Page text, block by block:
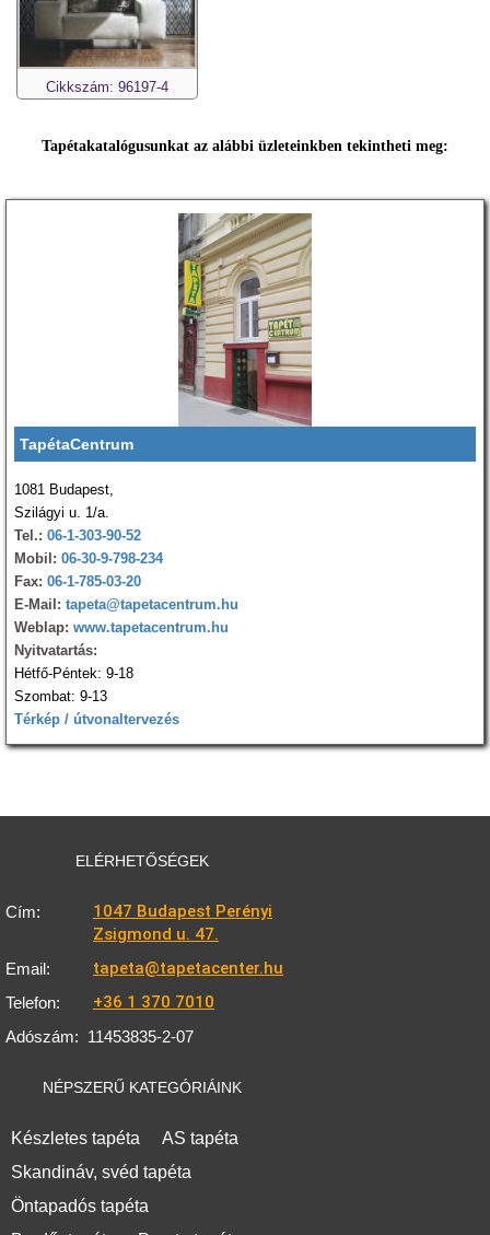
Cikkszám: 96197-4
Tapétakatalógusunkat az alábbi üzleteinkben tekintheti meg:
TapétaCentrum
1081 Budapest,
Szilágyi u. 1/a.
Tel.: 06-1-303-90-52
Mobil: 06-30-9-798-234
Fax: 06-1-785-03-20
E-Mail: tapeta@tapetacentrum.hu
Weblap: www.tapetacentrum.hu
Nyitvatartás:
Hétfő-Péntek: 9-18
Szombat: 9-13
Térkép / útvonaltervezés
ELÉRHETŐSÉGEK
Cím:
1047 Budapest Perényi
Zsigmond u. 47.
Email: tapeta@tapetacenter.hu
Telefon: +36 1 370 7010
Adószám: 11453835-2-07
NÉPSZERŰ KATEGÓRIÁINK
Készletes tapéta
AS tapéta
Skandináv, svéd tapéta
Öntapadós tapéta